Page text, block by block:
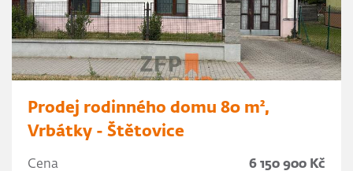
Prodej rodinného domu 80 m²,
Vrbátky - Štětovice
Cena 6 150 900 Kč